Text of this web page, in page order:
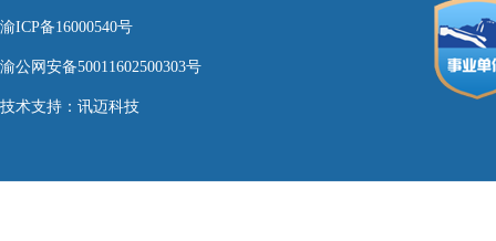
渝ICP备16000540号
渝公网安备50011602500303号
技术支持： 讯迈科技